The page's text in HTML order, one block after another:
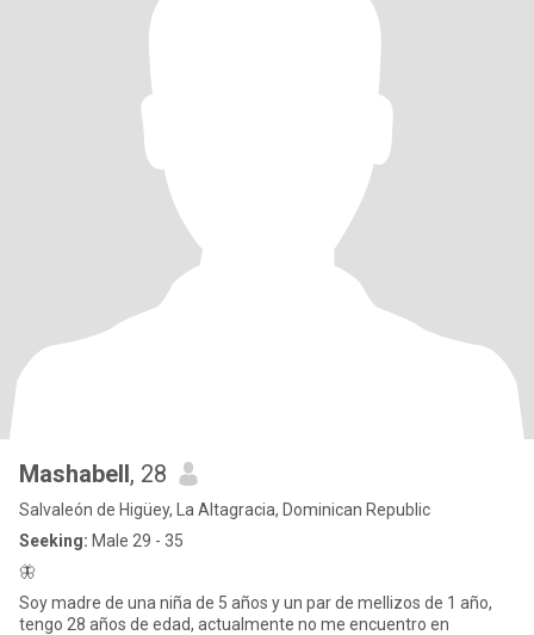
Mashabell, 28
Salvaleón de Higüey, La Altagracia, Dominican Republic
Seeking: Male 29 - 35
🦋
Soy madre de una niña de 5 años y un par de mellizos de 1 año,
tengo 28 años de edad, actualmente no me encuentro en